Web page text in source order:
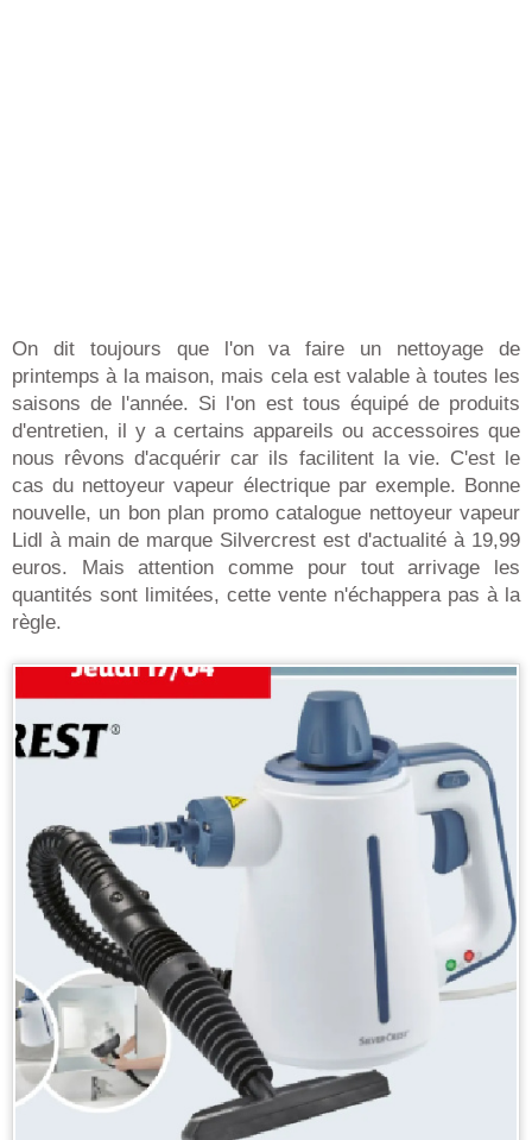
On dit toujours que l'on va faire un nettoyage de
printemps à la maison, mais cela est valable à toutes les
saisons de l'année. Si l'on est tous équipé de produits
d'entretien, il y a certains appareils ou accessoires que
nous rêvons d'acquérir car ils facilitent la vie. C'est le
cas du nettoyeur vapeur électrique par exemple. Bonne
nouvelle, un bon plan promo catalogue nettoyeur vapeur
Lidl à main de marque Silvercrest est d'actualité à 19,99
euros. Mais attention comme pour tout arrivage les
quantités sont limitées, cette vente n'échappera pas à la
règle.